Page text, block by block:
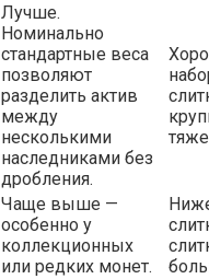
Лучше.
Номинально
стандартные веса
позволяют
разделить актив
между
несколькими
наследниками без
дробления.
Чаще выше —
особенно у
коллекционных
или редких монет.